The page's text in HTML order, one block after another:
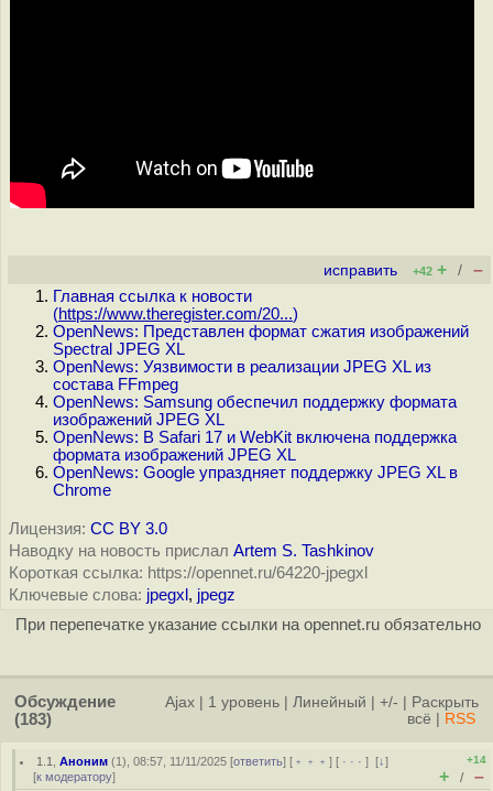
исправить +42 + / –
Главная ссылка к новости
(https://www.theregister.com/20...)
OpenNews: Представлен формат сжатия изображений
Spectral JPEG XL
OpenNews: Уязвимости в реализации JPEG XL из
состава FFmpeg
OpenNews: Samsung обеспечил поддержку формата
изображений JPEG XL
OpenNews: В Safari 17 и WebKit включена поддержка
формата изображений JPEG XL
OpenNews: Google упраздняет поддержку JPEG XL в
Chrome
Лицензия: CC BY 3.0
Наводку на новость прислал Artem S. Tashkinov
Короткая ссылка: https://opennet.ru/64220-jpegxl
Ключевые слова: jpegxl , jpegz
При перепечатке указание ссылки на opennet.ru обязательно
Обсуждение
(183)
Ajax 1 уровень Линейный +/-
Раскрыть
всё
RSS
1.1 ,Аноним (1), 08:57, 11/11/2025 [ответить] [ ﹢﹢﹢] [ · · ·][↓]
[к модератору]
+14
+ / –